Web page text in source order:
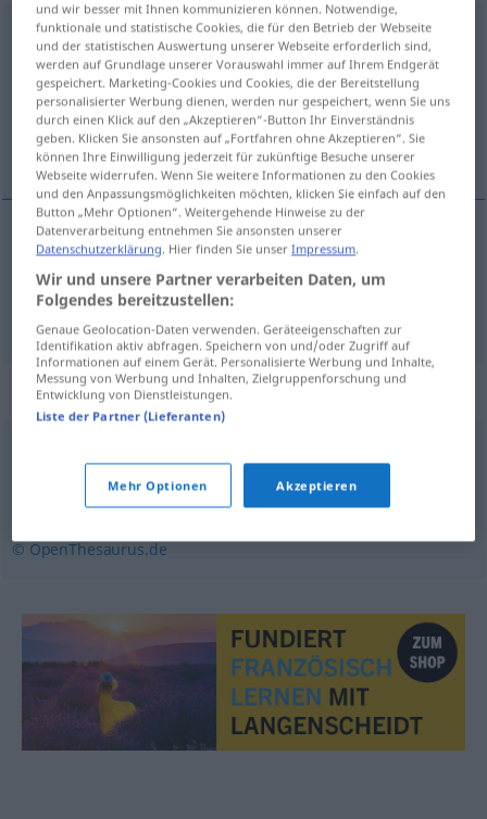
weissagenv/t
Übersicht aller Übersetzungen
(Für mehr Details die Übersetzung anklicken/antippen)
prédire, prophétiser
prédire weissagen
prophétiser weissagen
Synonyme für "weissagen"
vorhersagen,voraussagen, orakeln,wahrsagen
prophezeien,ankündigen prognostizieren
© OpenThesaurus.de
und wir besser mit Ihnen kommunizieren können. Notwendige,
funktionale und statistische Cookies, die für den Betrieb der Webseite
und der statistischen Auswertung unserer Webseite erforderlich sind,
werden auf Grundlage unserer Vorauswahl immer auf Ihrem Endgerät
gespeichert. Marketing-Cookies und Cookies, die der Bereitstellung
personalisierter Werbung dienen, werden nur gespeichert, wenn Sie uns
durch einen Klick auf den „Akzeptieren“-Button Ihr Einverständnis
geben. Klicken Sie ansonsten auf „Fortfahren ohne Akzeptieren“. Sie
können Ihre Einwilligung jederzeit für zukünftige Besuche unserer
Webseite widerrufen. Wenn Sie weitere Informationen zu den Cookies
und den Anpassungsmöglichkeiten möchten, klicken Sie einfach auf den
Button „Mehr Optionen“. Weitergehende Hinweise zu der
Datenverarbeitung entnehmen Sie ansonsten unserer
Datenschutzerklärung. Hier finden Sie unserImpressum.
Wir und unsere Partner verarbeiten Daten, um
Folgendes bereitzustellen:
Genaue Geolocation-Daten verwenden. Geräteeigenschaften zur
Identifikation aktiv abfragen. Speichern von und/oder Zugriff auf
Informationen auf einem Gerät. Personalisierte Werbung und Inhalte,
Messung von Werbung und Inhalten, Zielgruppenforschung und
Entwicklung von Dienstleistungen.
Liste der Partner (Lieferanten)
Mehr Optionen Akzeptieren